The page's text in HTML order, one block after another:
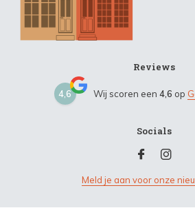
Reviews
4,6 Wij scoren een 4,6 op
Socials
Meld je aan voor onze